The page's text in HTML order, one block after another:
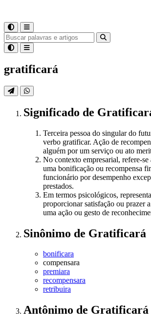
gratificará
Significado de
Terceira pessoa do singular do
verbo gratificar. Ação de
alguém por um serviço ou ato
No contexto empresarial, refere-se
uma bonificação ou recompensa
funcionário por desempenho
prestados.
Em termos psicológicos,
proporcionar satisfação ou prazer
uma ação ou gesto de
Sinônimo de Gratificará
bonificara
compensara
premiara
recompensara
retribuira
Antônimo de Gratificará